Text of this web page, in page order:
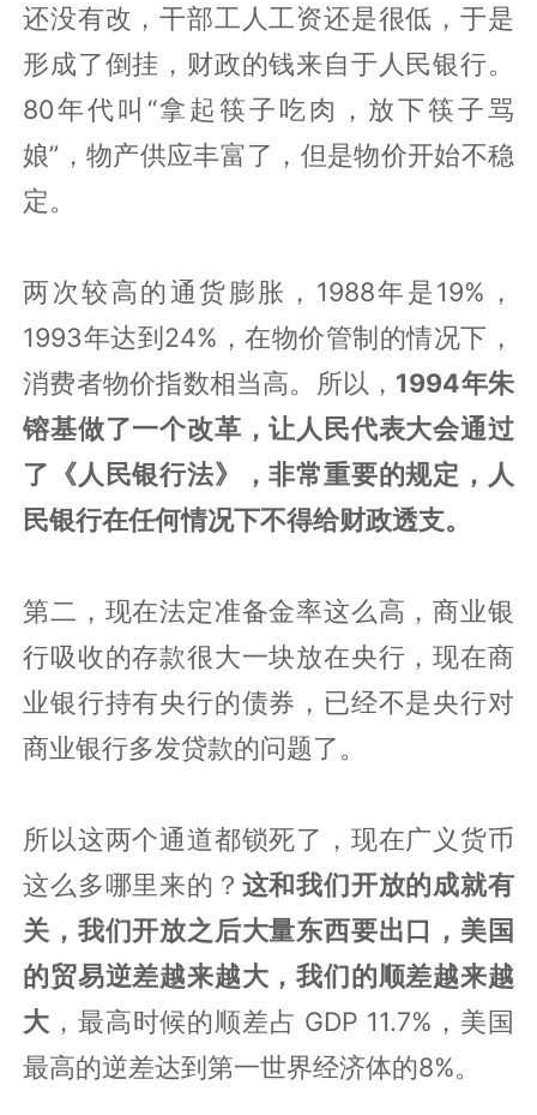
还没有改，干部工人工资还是很低，于是
形成了倒挂，财政的钱来自于人民银行。
80年代叫“拿起筷子吃肉，放下筷子骂
娘”，物产供应丰富了，但是物价开始不稳
定。
两次较高的通货膨胀，1988年是19%，
1993年达到24%，在物价管制的情况下，
消费者物价指数相当高。所以， 1994年朱
镕基做了一个改革，让人民代表大会通过
了《人民银行法》，非常重要的规定，人
民银行在任何情况下不得给财政透支。
第二，现在法定准备金率这么高，商业银
行吸收的存款很大一块放在央行，现在商
业银行持有央行的债券，已经不是央行对
商业银行多发贷款的问题了。
所以这两个通道都锁死了，现在广义货币
这么多哪里来的？ 这和我们开放的成就有
关，我们开放之后大量东西要出口，美国
的贸易逆差越来越大，我们的顺差越来越
大 ，最高时候的顺差占 GDP 11.7%，美国
最高的逆差达到第一世界经济体的8%。